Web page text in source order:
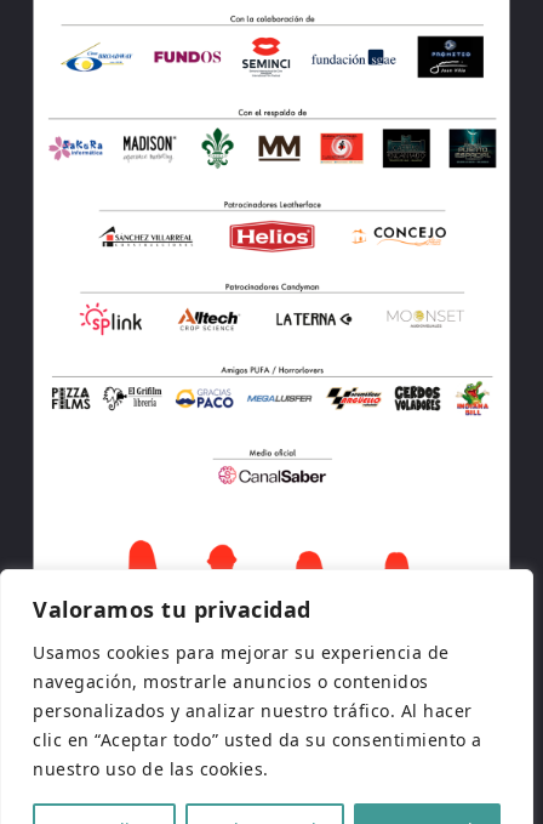
Valoramos tu privacidad
Usamos cookies para mejorar su experiencia de
navegación, mostrarle anuncios o contenidos
personalizados y analizar nuestro tráfico. Al hacer
clic en “Aceptar todo” usted da su consentimiento a
nuestro uso de las cookies.